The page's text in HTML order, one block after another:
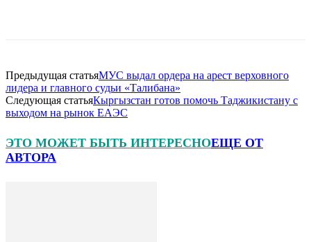
Предыдущая статьяМУС выдал ордера на арест верховного
лидера и главного судьи «Талибана»
Следующая статьяКыргызстан готов помочь Таджикистану с
выходом на рынок ЕАЭС
ЭТО МОЖЕТ БЫТЬ ИНТЕРЕСНОЕЩЕ ОТ
АВТОРА